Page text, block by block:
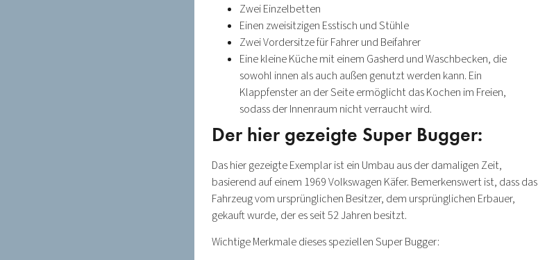
Zwei Einzelbetten
Einen zweisitzigen Esstisch und Stühle
Zwei Vordersitze für Fahrer und Beifahrer
Eine kleine Küche mit einem Gasherd und Waschbecken, die
sowohl innen als auch außen genutzt werden kann. Ein
Klappfenster an der Seite ermöglicht das Kochen im Freien,
sodass der Innenraum nicht verraucht wird.
Der hier gezeigte Super Bugger:
Das hier gezeigte Exemplar ist ein Umbau aus der damaligen Zeit,
basierend auf einem 1969 Volkswagen Käfer. Bemerkenswert ist, dass das
Fahrzeug vom ursprünglichen Besitzer, dem ursprünglichen Erbauer,
gekauft wurde, der es seit 52 Jahren besitzt.
Wichtige Merkmale dieses speziellen Super Bugger: